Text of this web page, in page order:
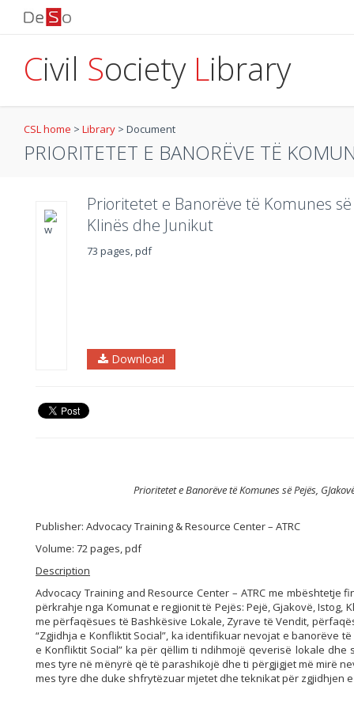
Civil Society Library
CSL home > Library > Document
PRIORITETET E BANORËVE TË
Prioritetet e Banorëve të Komunes së
Klinës dhe Junikut
73 pages, pdf
Download
Prioritetet e Banorëve të Komunes së Pejës,
Publisher: Advocacy Training & Resource Center – ATRC
Volume: 72 pages, pdf
Description
Advocacy Training and Resource Center – ATRC me mbështetje
përkrahje nga Komunat e regjionit të Pejës: Pejë, Gjakovë, Istog,
me përfaqësues të Bashkësive Lokale, Zyrave të Vendit,
“Zgjidhja e Konfliktit Social”, ka identifikuar nevojat e banorëve
e Konfliktit Social” ka për qëllim ti ndihmojë qeverisë lokale
mes tyre në mënyrë që të parashikojë dhe ti përgjigjet më mirë
mes tyre dhe duke shfrytëzuar mjetet dhe teknikat për zgjidhjen